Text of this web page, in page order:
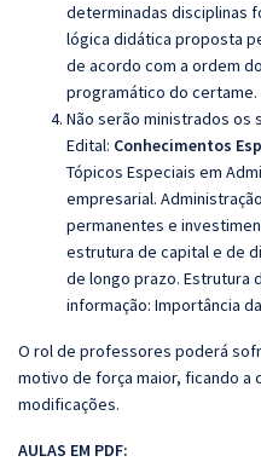
determinadas disciplinas
lógica didática proposta
de acordo com a ordem
programático do certame.
Não serão ministrados os
Edital: Conhecimentos
Tópicos Especiais em
empresarial.
permanentes e
estrutura de capital e de
de longo prazo. Estrutura
informação: Importância
O rol de professores poderá
motivo de força maior, ficando a
modificações.
AULAS EM PDF: